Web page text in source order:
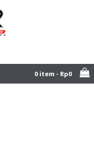
0 item - Rp0